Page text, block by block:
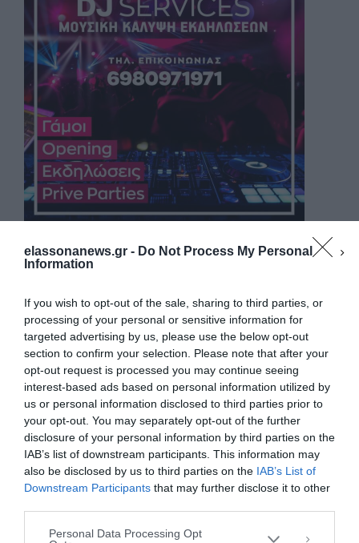
elassonanews.gr - Do Not Process My Personal
Information
If you wish to opt-out of the sale, sharing to third parties, or
processing of your personal or sensitive information for
targeted advertising by us, please use the below opt-out
section to confirm your selection. Please note that after your
opt-out request is processed you may continue seeing
interest-based ads based on personal information utilized by
us or personal information disclosed to third parties prior to
your opt-out. You may separately opt-out of the further
disclosure of your personal information by third parties on the
IAB’s list of downstream participants. This information may
also be disclosed by us to third parties on the IAB’s List of
Downstream Participants that may further disclose it to other
Personal Data Processing Opt
Διαχείριση Συγκατάθεσης
Για να παρέχουμε την καλύτερη εμπειρία, χρησιμοποιούμε τεχνολογίες όπως
cookies για την αποθήκευση ή/και την πρόσβαση σε πληροφορίες συσκευών.
Η συγκατάθεση για τις εν λόγω τεχνολογίες θα μας επιτρέψει να
επεξεργαστούμε δεδομένα προσωπικού χαρακτήρα, όπως συμπεριφορά
συγκατάθεση ή η ανάκληση της συγκατάθεσης, μπορεί να επηρεάσει
αρνητικά ορισμένες λειτουργίες και δυνατότητες.